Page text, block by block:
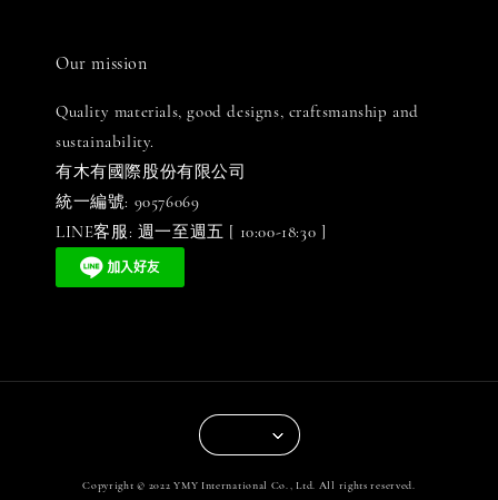
Our mission
Quality materials, good designs, craftsmanship and
sustainability.
有木有國際股份有限公司
統一編號: 90576069
LINE客服: 週一至週五 [ 10:00-18:30 ]
Copyright © 2022 YMY International Co., Ltd. All rights reserved.